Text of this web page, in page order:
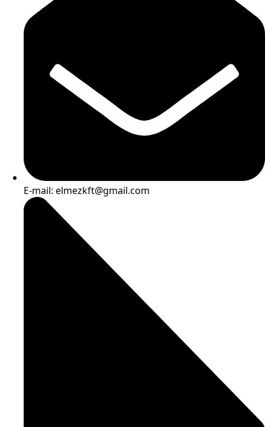
E-mail: elmezkft@gmail.com